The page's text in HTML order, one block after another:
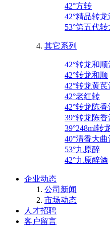
42°方转
42°精品转龙
53°第五代转
其它系列
42°转龙和顺
42°转龙和顺
42°转龙黄芪
42°老红转
42°转龙陈香
39°转龙陈香
39°248ml转
40°清香大曲
53°九原醉
42°九原醉酒
企业动态
公司新闻
市场动态
人才招聘
客户留言